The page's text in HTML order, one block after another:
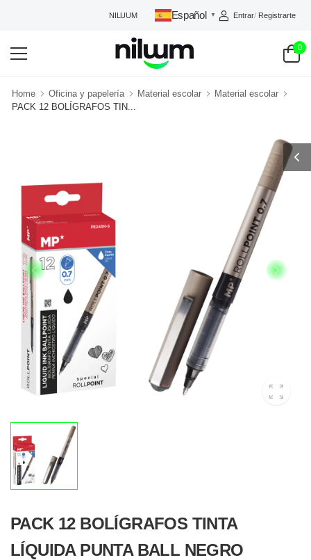
NILUUM: TU TIENDA DE CONFIANZA
Español ▼ Entrar/ Registrarte
0
Home Oficina y papelería Material escolar
Material escolar
PACK 12 BOLÍGRAFOS TIN...
PACK 12 BOLÍGRAFOS TINTA
LÍQUIDA PUNTA BALL NEGRO